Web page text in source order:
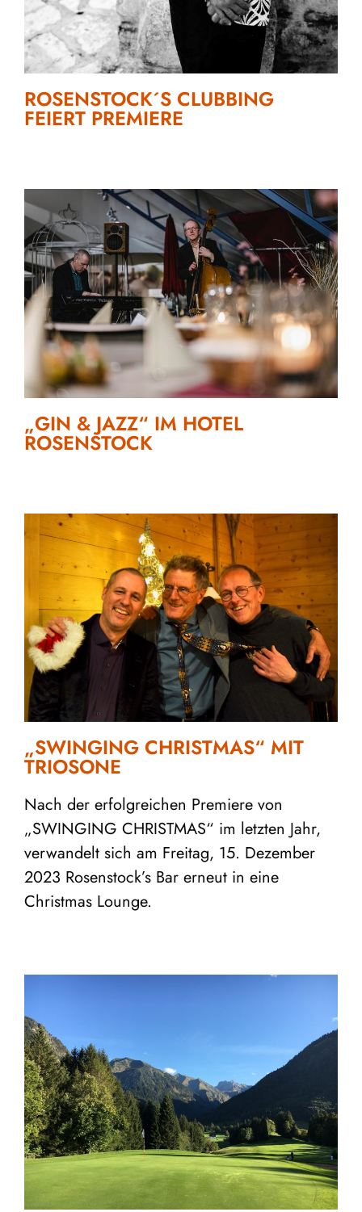
ROSENSTOCK´S CLUBBING
FEIERT PREMIERE
„GIN & JAZZ“ IM HOTEL
ROSENSTOCK
„SWINGING CHRISTMAS“ MIT
TRIOSONE
Nach der erfolgreichen Premiere von
„SWINGING CHRISTMAS“ im letzten Jahr,
verwandelt sich am Freitag, 15. Dezember
2023 Rosenstock’s Bar erneut in eine
Christmas Lounge.